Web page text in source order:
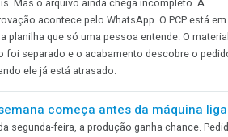
Então o turno mudou. Quem
melhorar um detalhe e mexeu
saíram caixas tortas,
Todo mundo viu.
A caixa saiu torta da linha. A
imaginou que a qualidade